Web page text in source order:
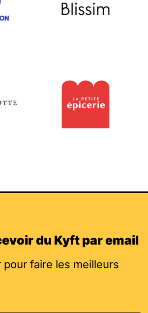
du Kyft par email
pour faire les meilleurs